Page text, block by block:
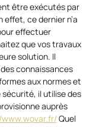
être exécutés par
effet, ce dernier n’a
effectuer
que vos travaux
solution. Il
connaissances
aux normes et
sécurité, il utilise des
auprès
www.wovar.fr/Quel